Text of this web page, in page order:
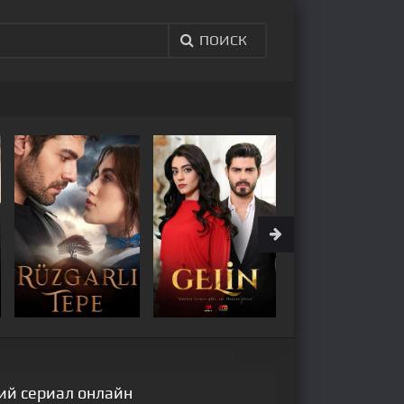
сериал онлайн
ПОИСК